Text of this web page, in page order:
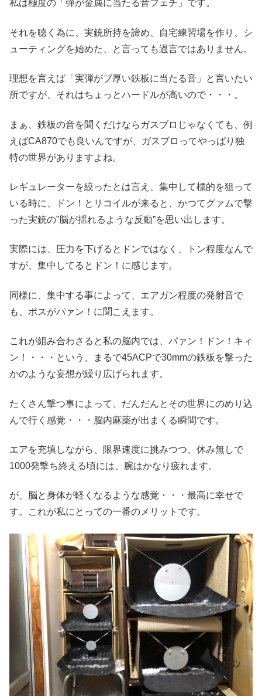
私は極度の「弾が金属に当たる音フェチ」です。
それを聴く為に、実銃所持を諦め、自宅練習場を作り、シ
ューティングを始めた、と言っても過言ではありません。
理想を言えば「実弾がブ厚い鉄板に当たる音」と言いたい
所ですが、それはちょっとハードルが高いので・・・。
まぁ、鉄板の音を聞くだけならガスブロじゃなくても、例
えばCA870でも良いんですが、ガスブロってやっぱり独
特の世界がありますよね。
レギュレーターを絞ったとは言え、集中して標的を狙って
いる時に、ドン！とリコイルが来ると、かつてグァムで撃
った実銃の”脳が揺れるような反動”を思い出します。
実際には、圧力を下げるとドンではなく、トン程度なんで
すが、集中してるとドン！に感じます。
同様に、集中する事によって、エアガン程度の発射音で
も、ポスがパァン！に聞こえます。
これが組み合わさると私の脳内では、パァン！ドン！キィ
ン！・・・という、まるで45ACPで30mmの鉄板を撃った
かのような妄想が繰り広げられます。
たくさん撃つ事によって、だんだんとその世界にのめり込
んで行く感覚・・・脳内麻薬が出まくる瞬間です。
エアを充填しながら、限界速度に挑みつつ、休み無しで
1000発撃ち終える頃には、腕はかなり疲れます。
が、脳と身体が軽くなるような感覚・・・最高に幸せで
す。これが私にとっての一番のメリットです。